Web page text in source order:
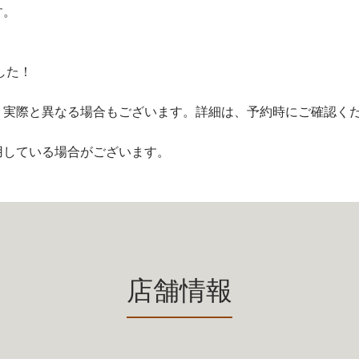
！
際と異なる場合もございます。詳細は、予約時にご確認く
ている場合がございます。
店舗情報